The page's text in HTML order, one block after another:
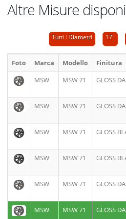
Altre Misure
Tutti i Diametri 17"
Foto Marca Modello Finitura
MSW
MSW 71 GLOSS
MSW MSW 71 GLOSS
MSW MSW 71 GLOSS
MSW MSW 71 GLOSS
MSW MSW 71 GLOSS
MSW MSW 71 GLOSS